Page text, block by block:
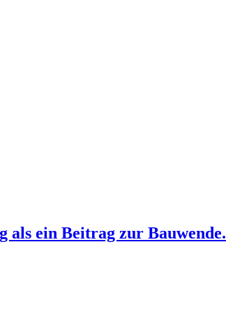
ein Beitrag zur Bauwende.